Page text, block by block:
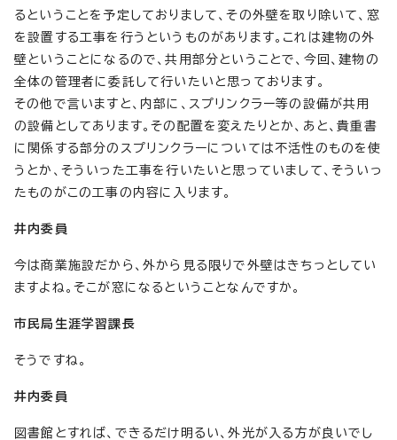
るということを予定しておりまして、その外壁を取り除いて、窓
を設置する工事を行うというものがあります。これは建物の外
壁ということになるので、共用部分ということで、今回、建物の
全体の管理者に委託して行いたいと思っております。
その他で言いますと、内部に、スプリンクラー等の設備が共用
の設備としてあります。その配置を変えたりとか、あと、貴重書
に関係する部分のスプリンクラーについては不活性のものを使
うとか、そういった工事を行いたいと思っていまして、そういっ
たものがこの工事の内容に入ります。
井内委員
今は商業施設だから、外から見る限りで外壁はきちっとしてい
ますよね。そこが窓になるということなんですか。
市民局生涯学習課長
そうですね。
井内委員
図書館とすれば、できるだけ明るい、外光が入る方が良いでし